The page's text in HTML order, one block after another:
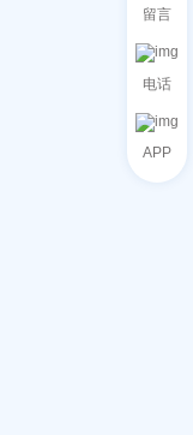
留言
电话
APP